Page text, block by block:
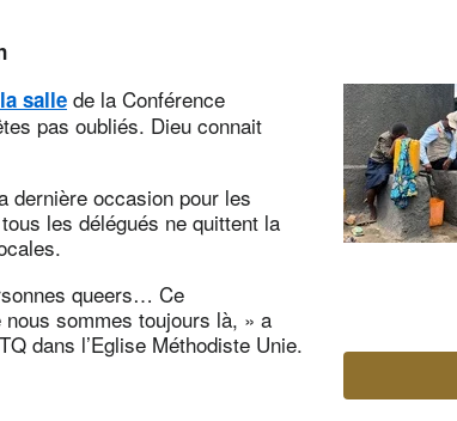
salle de la Conférence
pas oubliés. Dieu connait
dernière occasion pour les
les délégués ne quittent la
queers… Ce
sommes toujours là, » a
dans l’Eglise Méthodiste Unie.